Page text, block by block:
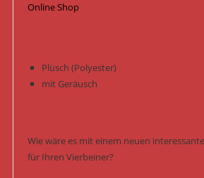
Online Shop
Plüsch (Polyester)
mit Geräusch
Wie wäre es mit einem neuen
für Ihren Vierbeiner?